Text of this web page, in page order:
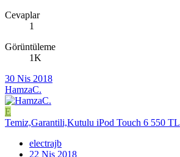
Cevaplar
1
Görüntüleme
1K
30 Nis 2018
HamzaC.
E
Temiz,Garantili,Kutulu iPod Touch 6 550 TL
electrajb
22 Nis 2018